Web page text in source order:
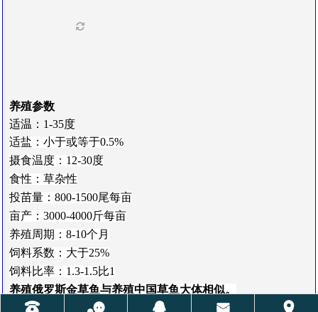
养殖参数
适温：1-35度
适盐：小于或等于0.5%
摄食温度：12-30度
食性：草杂性
投苗量：800-1500尾每亩
亩产：3000-4000斤每亩
养殖周期：8-10个月
饲料系数：大于25%
饲料比率：1.3-1.5比1
养殖俄罗斯金草鱼与养殖中国草鱼大体相似。
󰇯 󰂮 󰇇 󰄸 󰅊